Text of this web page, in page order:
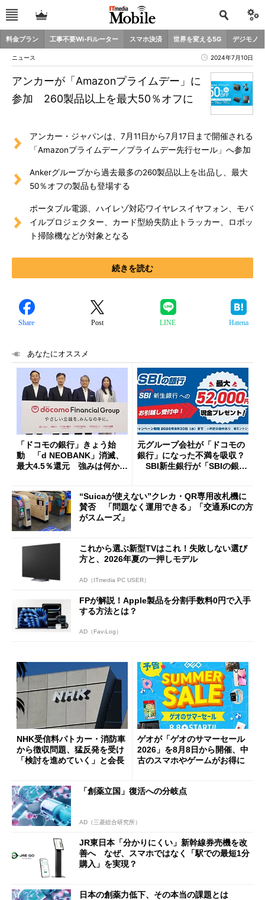
料金プラン 工事不要Wi-Fiルーター スマホ決済 世界を変える5G デジモノ
ニュース 2024年7月10日
アンカーが「Amazonプライムデー」に
参加 260製品以上を最大50％オフに
アンカー・ジャパンは、7月11日から7月17日まで開催される
「Amazonプライムデー／プライムデー先行セール」へ参加
Ankerグループから過去最多の260製品以上を出品し、最大
50％オフの製品も登場する
ポータブル電源、ハイレゾ対応ワイヤレスイヤフォン、モバ
イルプロジェクター、カード型紛失防止トラッカー、ロボッ
ト掃除機などが対象となる
続きを読む
Share Post LINE Hatena
あなたにオススメ
「ドコモの銀行」きょう始
動 「d NEOBANK」消滅、
最大4.5％還元 強みは何か解
元グループ会社が「ドコモの
銀行」になった不満を吸収？
SBI新生銀行が「SBIの銀
開催
“Suicaが使えない”クレカ・QR専用改札機に
賛否 「問題なく運用できる」「交通系ICの方
がスムーズ」
これから選ぶ新型TVはこれ！失敗しない選び
方と、2026年夏の一押しモデル
AD（ITmedia PC USER）
FPが解説！Apple製品を分割手数料0円で入手
する方法とは？
AD（Fav-Log）
NHK受信料パトカー・消防車
から徴収問題、猛反発を受け
「検討を進めていく」と会長
ゲオが「ゲオのサマーセール
2026」を8月8日から開催、中
古のスマホやゲームがお得に
「創薬立国」復活への分岐点
AD（三菱総合研究所）
JR東日本「分かりにくい」新幹線券売機を改
善へ なぜ、スマホではなく「駅での最短1分
購入」を実現？
日本の創薬力低下、その本当の課題とは